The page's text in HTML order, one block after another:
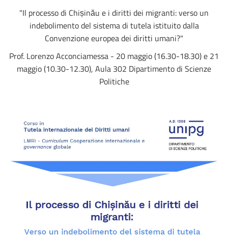
"Il processo di Chișinău e i diritti dei migranti: verso un
indebolimento del sistema di tutela istituito dalla
Convenzione europea dei diritti umani?"
Prof. Lorenzo Acconciamessa - 20 maggio (16.30-18.30) e 21
maggio (10.30-12.30), Aula 302 Dipartimento di Scienze
Politiche